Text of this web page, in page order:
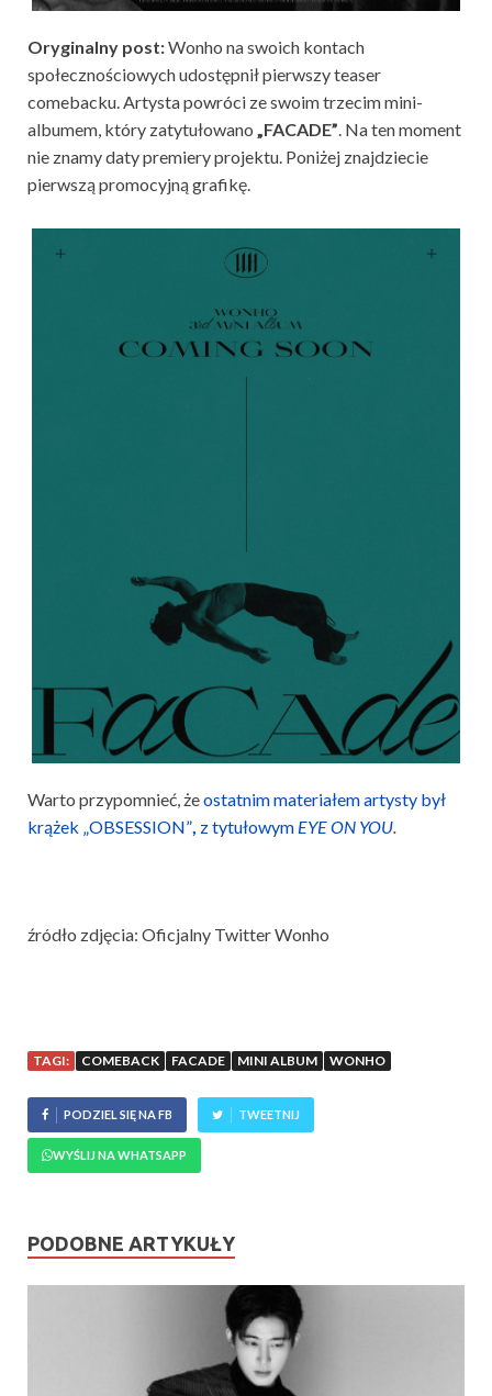
Oryginalny post:Wonho na swoich kontach
społecznościowych udostępnił pierwszy teaser
comebacku. Artysta powróci ze swoim trzecim mini-
albumem, który zatytułowano „FACADE”. Na ten moment
nie znamy daty premiery projektu. Poniżej znajdziecie
pierwszą promocyjną grafikę.
Warto przypomnieć, żeostatnim materiałem artysty był
krążek „OBSESSION”, z tytułowym EYE ON YOU.
źródło zdjęcia: Oficjalny Twitter Wonho
TAGI: COMEBACK FACADE MINI ALBUM WONHO
PODZIEL SIĘ NA FB TWEETNIJ
WYŚLIJ NA WHATSAPP
PODOBNE ARTYKUŁY